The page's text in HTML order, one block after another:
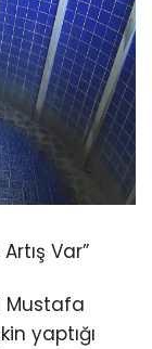
Var”
Mustafa
yaptığı